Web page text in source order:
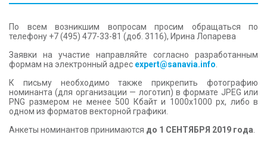
По всем возникшим вопросам просим обращаться по
телефону +7 (495) 477-33-81 (доб. 3116), Ирина Лопарева
Заявки на участие направляйте согласно разработанным
формам на электронный адрес expert@sanavia.info
К письму необходимо также прикрепить фотографию
номинанта (для организации — логотип) в формате JPEG или
PNG размером не менее 500 Кбайт и 1000х1000 px, либо в
одном из форматов векторной графики.
Анкеты номинантов принимаются до 1 СЕНТЯБРЯ 2019 года